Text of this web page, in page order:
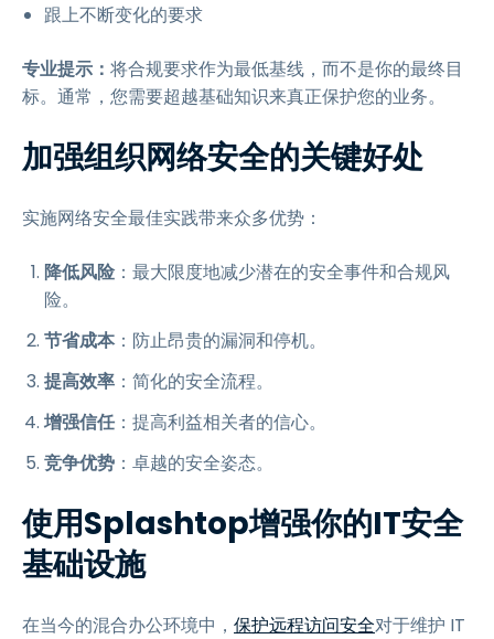
跟上不断变化的要求
专业提示： 将合规要求作为最低基线，而不是你的最终目
标。通常，您需要超越基础知识来真正保护您的业务。
加强组织网络安全的关键好处
实施网络安全最佳实践带来众多优势：
降低风险：最大限度地减少潜在的安全事件和合规风
险。
节省成本：防止昂贵的漏洞和停机。
提高效率 ：简化的安全流程。
增强信任 ：提高利益相关者的信心。
竞争优势 ：卓越的安全姿态。
使用Splashtop增强你的IT安全
基础设施
在当今的混合办公环境中， 保护远程访问安全对于维护 IT